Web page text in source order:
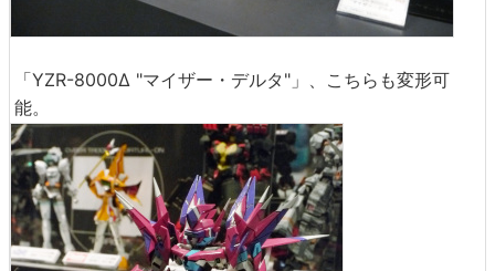
「YZR-8000Δ "マイザー・デルタ"」、こちらも変形可
能。